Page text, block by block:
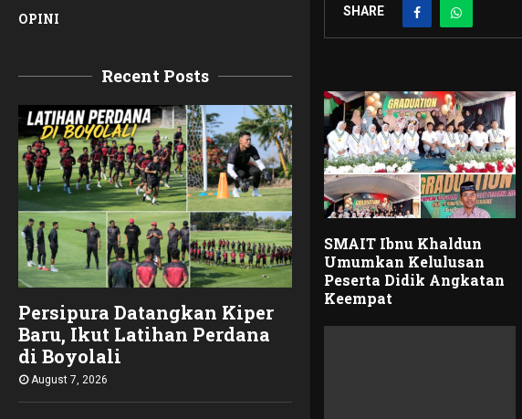
OPINI
Recent Posts
Persipura Datangkan Kiper
Baru, Ikut Latihan Perdana
di Boyolali
August 7, 2026
SHARE
SMAIT Ibnu Khaldun
Umumkan Kelulusan
Peserta Didik Angkatan
Keempat